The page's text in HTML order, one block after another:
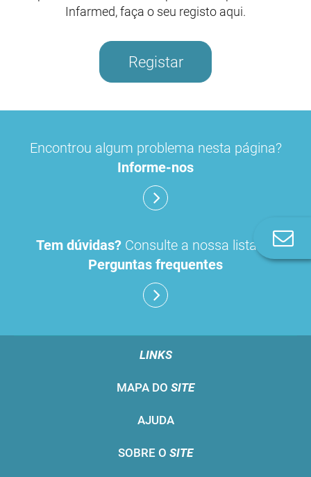
Infarmed, faça o seu registo aqui.
Registar
Encontrou algum problema nesta página?
Informe-nos
Tem dúvidas? Consulte a nossa lista de
Perguntas frequentes
LINKS
MAPA DO SITE
AJUDA
SOBRE O SITE